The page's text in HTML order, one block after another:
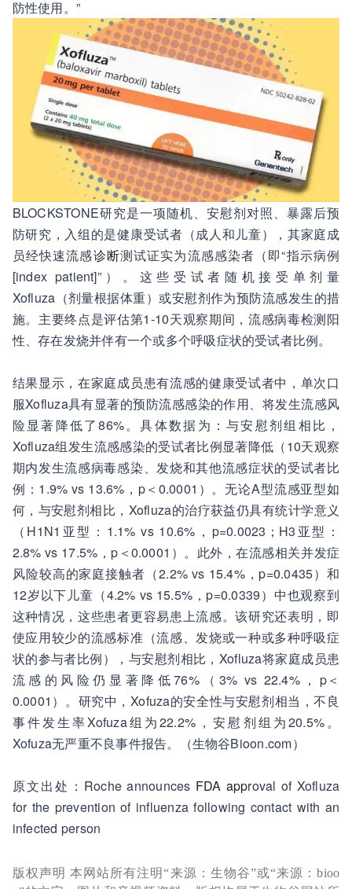
防性使用。”
BLOCKSTONE研究是一项随机、安慰剂对照、暴露后预
防研究，入组的是健康受试者（成人和儿童），其家庭成
员经快速流感诊断测试证实为流感感染者（即“指示病例
[index patient]”）。这些受试者随机接受单剂量
Xofluza（剂量根据体重）或安慰剂作为预防流感发生的措
施。主要终点是评估第1-10天观察期间，流感病毒检测阳
性、存在发烧并伴有一个或多个呼吸症状的受试者比例。
结果显示，在家庭成员患有流感的健康受试者中，单次口
服Xofluza具有显著的预防流感感染的作用、将发生流感风
险显著降低了86%。具体数据为：与安慰剂组相比，
Xofluza组发生流感感染的受试者比例显著降低（10天观察
期内发生流感病毒感染、发烧和其他流感症状的受试者比
例：1.9% vs 13.6%，p＜0.0001）。无论A型流感亚型如
何，与安慰剂相比，Xofluza的治疗获益仍具有统计学意义
（H1N1亚型：1.1% vs 10.6%，p=0.0023；H3亚型：
2.8% vs 17.5%，p＜0.0001）。此外，在流感相关并发症
风险较高的家庭接触者（2.2% vs 15.4%，p=0.0435）和
12岁以下儿童（4.2% vs 15.5%，p=0.0339）中也观察到
这种情况，这些患者更容易患上流感。该研究还表明，即
使应用较少的流感标准（流感、发烧或一种或多种呼吸症
状的参与者比例），与安慰剂相比，Xofluza将家庭成员患
流感的风险仍显著降低76%（3% vs 22.4%，p＜
0.0001）。研究中，Xofuza的安全性与安慰剂相当，不良
事件发生率Xofuza组为22.2%，安慰剂组为20.5%。
Xofuza无严重不良事件报告。（生物谷Bioon.com）
原文出处：Roche announces FDA approval of Xofluza
for the prevention of influenza following contact with an
infected person
版权声明 本网站所有注明“来源：生物谷”或“来源：bioo